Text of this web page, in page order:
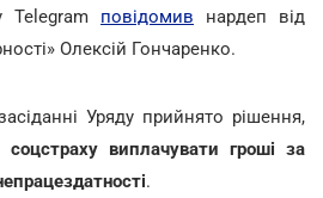
Telegram повідомив нардеп від
Олексій Гончаренко.
Уряду прийнято рішення,
виплачувати гроші за
.